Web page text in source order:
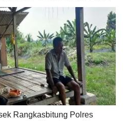
Rangkasbitung Polres